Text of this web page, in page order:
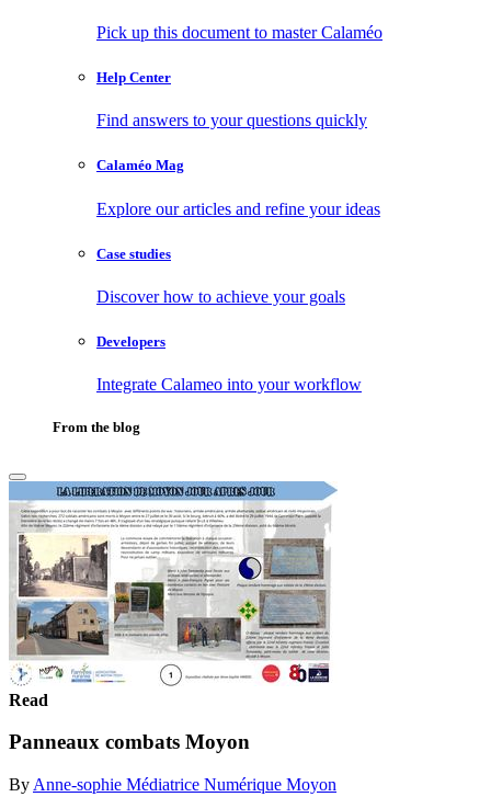
Pick up this document to master Calaméo
Help Center
Find answers to your questions quickly
Calaméo Mag
Explore our articles and refine your ideas
Case studies
Discover how to achieve your goals
Developers
Integrate Calameo into your workflow
From the blog
Read
Panneaux combats Moyon
By Anne-sophie Médiatrice Numérique Moyon